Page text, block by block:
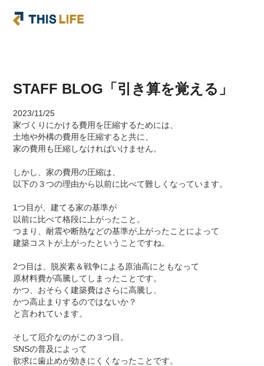
STAFF BLOG「引き算を覚える」
2023/11/25
家づくりにかける費用を圧縮するためには、
土地や外構の費用を圧縮すると共に、
家の費用も圧縮しなければいけません。
しかし、家の費用の圧縮は、
以下の３つの理由から以前に比べて難しくなっています。
1つ目が、建てる家の基準が
以前に比べて格段に上がったこと。
つまり、耐震や断熱などの基準が上がったことによって
建築コストが上がったということですね。
2つ目は、脱炭素＆戦争による原油高にともなって
原材料費が高騰してしまったことです。
かつ、おそらく建築費はさらに高騰し、
かつ高止まりするのではないか？
と言われています。
そして厄介なのがこの３つ目。
SNSの普及によって
欲求に歯止めが効きにくくなったことです。